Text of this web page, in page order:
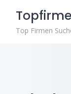
Inhalt
springenTop Firmen